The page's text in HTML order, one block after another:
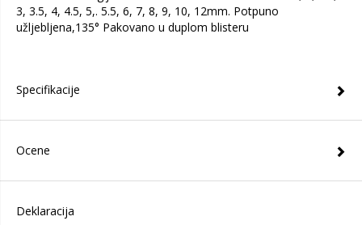
3, 3.5, 4, 4.5, 5,. 5.5, 6, 7, 8, 9, 10, 12mm. Potpuno
užljebljena,135° Pakovano u duplom blisteru
Specifikacije
Ocene
Deklaracija